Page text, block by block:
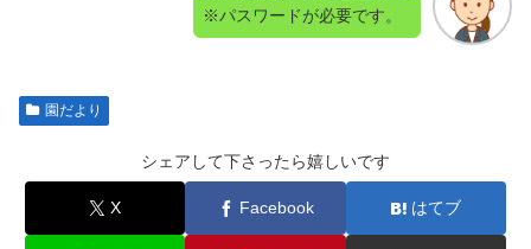
※パスワードが必要です。
園だより
シェアして下さったら嬉しいです
X Facebook はてブ